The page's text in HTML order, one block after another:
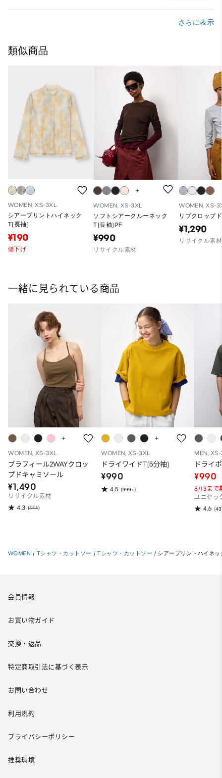
さらに表示
類似商品
WOMEN, XS-3XL
シアープリントハイネック
T(長袖)
¥190
値下げ
WOMEN, XS-3XL
ソフトシアークルーネック
T(長袖)PF
¥990
リサイクル素材
WOMEN, XS-
リブクロップ
¥1,290
リサイクル素材
一緒に見られている商品
WOMEN, XS-3XL
ブラフィール2WAYクロッ
プドキャミソール
¥1,490
リサイクル素材
4.3 (444)
WOMEN, XS-3XL
ドライワイドT(5分袖)
¥990
4.5 (999+)
MEN,
ドライ
¥990
8/13まで
ユニセッ
4.6
WOMEN / Tシャツ・カットソー / Tシャツ・カットソー / シアープリントハイネッ
会員情報
お買い物ガイド
交換・返品
特定商取引法に基づく表示
お問い合わせ
利用規約
プライバシーポリシー
推奨環境